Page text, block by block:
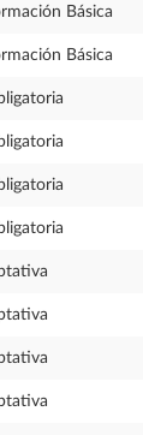
Básica
Básica